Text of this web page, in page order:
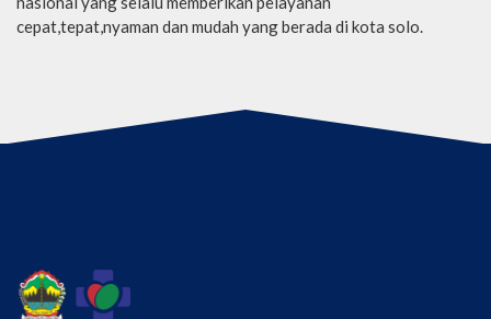
cepat,tepat,nyaman dan mudah yang berada di kota solo.